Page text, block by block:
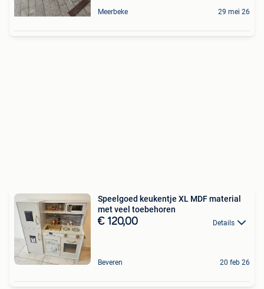
Meerbeke 29 mei 26
Speelgoed keukentje XL MDF material
met veel toebehoren
€ 120,00 Details
Beveren 20 feb 26